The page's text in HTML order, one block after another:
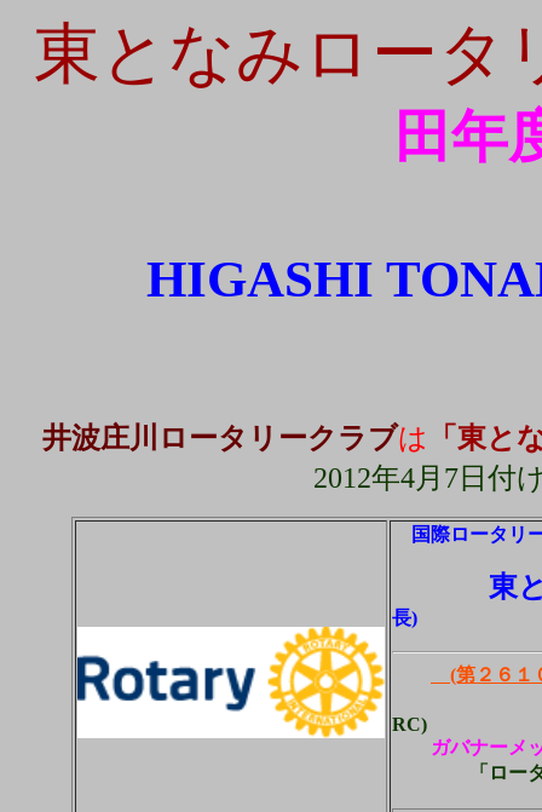
東となみロータ
田年
HIGASHI
井波庄川ロータリークラブは
「東と
2012年4月7日付
国際ロータ
東
長)
(第２６１
RC)
ガバナーメ
「ロー